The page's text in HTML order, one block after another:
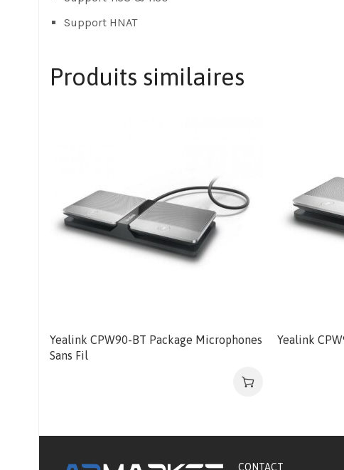
Support HNAT
Produits similaires
Yealink CPW90-BT Package Microphones
Sans Fil
Yealink
CONTACT​